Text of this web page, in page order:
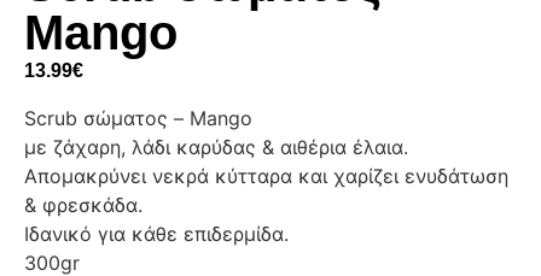
Mango
13.99€
Scrub σώματος – Mango
με ζάχαρη, λάδι καρύδας & αιθέρια έλαια.
Απομακρύνει νεκρά κύτταρα και χαρίζει ενυδάτωση
& φρεσκάδα.
Ιδανικό για κάθε επιδερμίδα.
300gr